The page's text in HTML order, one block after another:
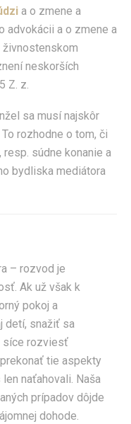
a o zmene a
advokácii a o zmene a
neskorších
Z. z.
sa musí najskôr
rozhodne o tom, či
súdne konanie a
bydliska mediátora
– rozvod je
Ak už však k
pokoj a
detí, snažiť sa
síce rozviesť
tie aspekty
naťahovali. Naša
prípadov dôjde
dohode.